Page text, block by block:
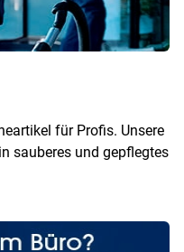
für Profis. Unsere
sauberes und gepflegtes